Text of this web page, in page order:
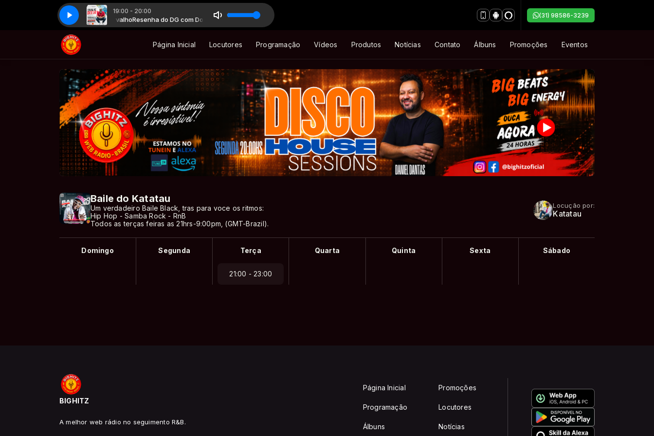
19:00 - 20:00
Resenha do DG com Douglas CarvalhoResenha do DG com Douglas Carvalho
do DG By Douglas Carvalho 07.08.2026RdShow Resenha do DG By Douglas Carvalho 07.08.2026
Beats da BIG com Dj4Killz - Diretor BIGHITZBeats da BIG com Dj4Killz - Diretor BIGHITZ
(31) 98586-3239
Página Inicial Locutores Programação Vídeos Produtos Notícias Contato Álbuns Promoções Eventos
Baile do Katatau
Um verdadeiro Baile Black, tras para voce os ritmos:
Hip Hop - Samba Rock - RnB
Todos as terças feiras as 21hrs-9:00pm, (GMT-Brazil).
Locução por:
Katatau
Domingo Segunda Terça
21:00 - 23:00
Quarta Quinta Sexta Sábado
BIGHITZ
A melhor web rádio no seguimento R&B.
Página Inicial
Programação
Álbuns
Promoções
Locutores
Notícias